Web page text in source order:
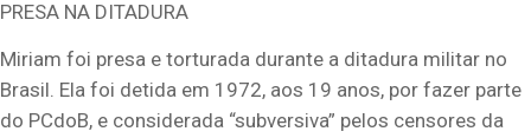
PRESA NA DITADURA
Miriam foi presa e torturada durante a ditadura militar no
Brasil. Ela foi detida em 1972, aos 19 anos, por fazer parte
do PCdoB, e considerada “subversiva” pelos censores da